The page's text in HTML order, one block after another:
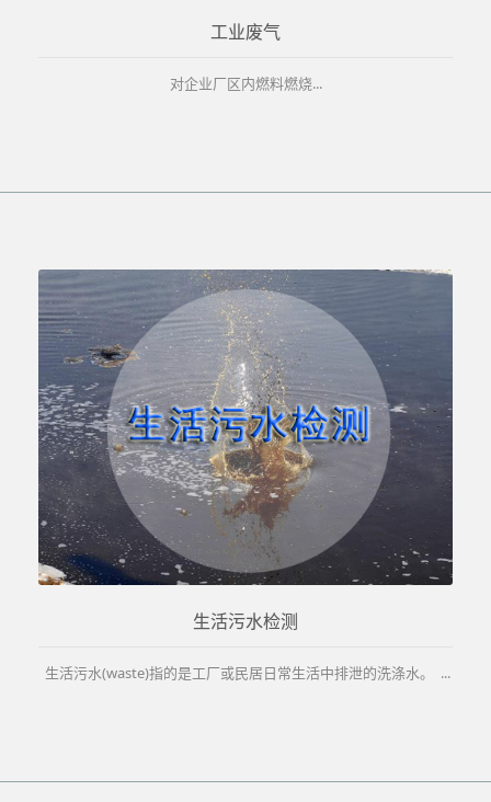
工业废气
对企业厂区内燃料燃烧...
生活污水检测
生活污水(waste)指的是工厂或民居日常生活中排泄的洗涤水。 ...